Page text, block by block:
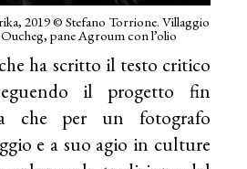
2019 © Stefano Torrione. Villaggio
pane Agroum con l’olio
ha scritto il testo critico
il progetto fin
che per un fotografo
e a suo agio in culture